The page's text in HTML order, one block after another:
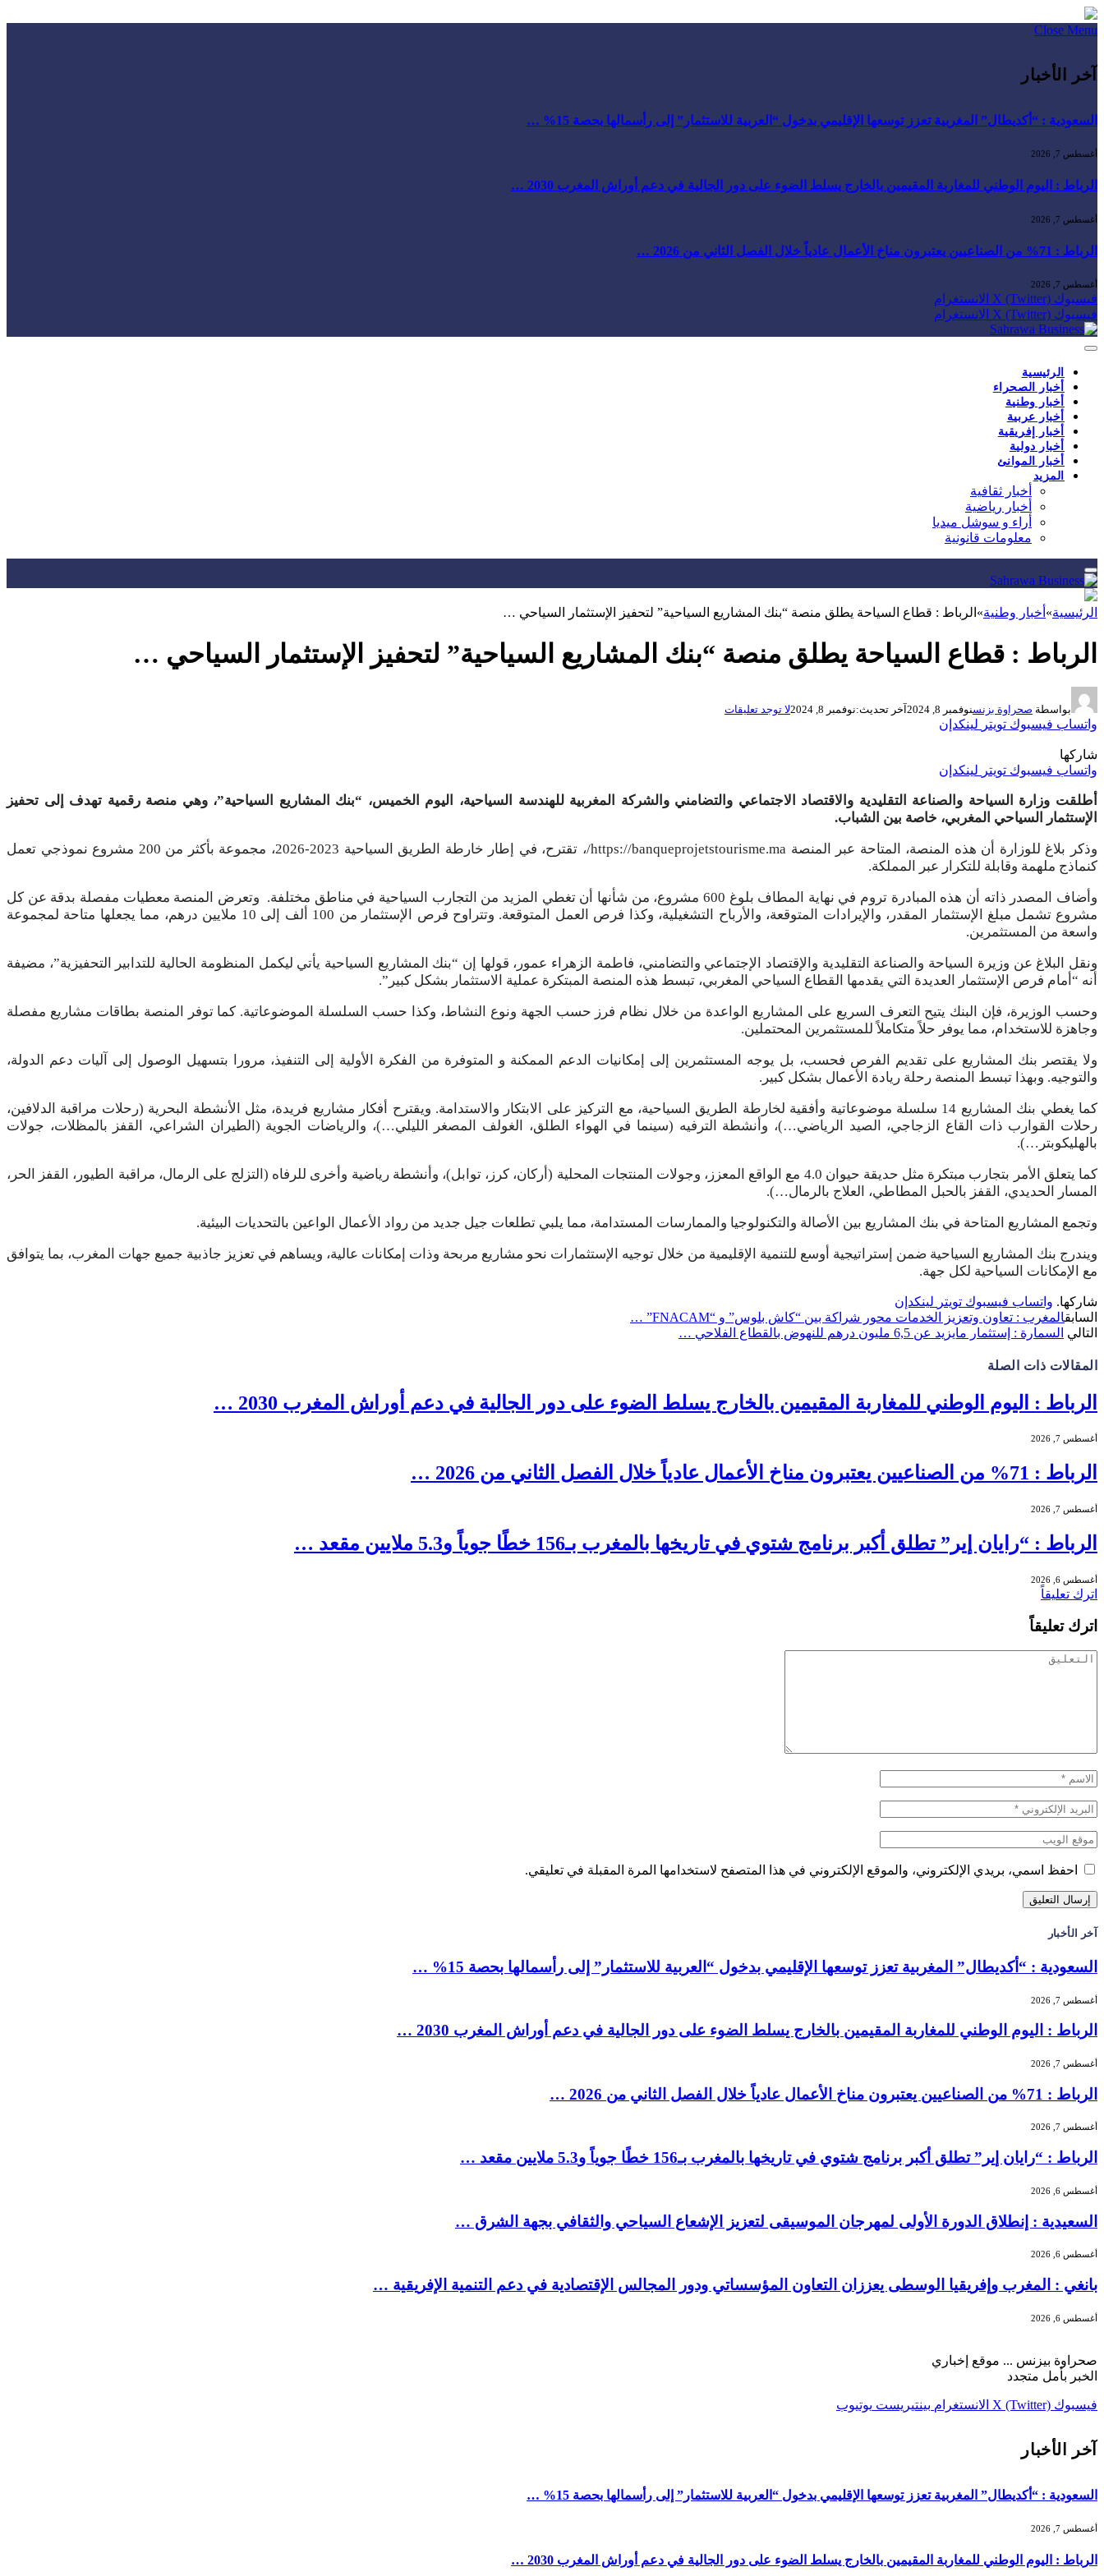
Close Menu
آخر الأخبار
السعودية : “أكديطال” المغربية تعزز توسعها الإقليمي بدخول “العربية للاستثمار” إلى رأسمالها بحصة 15% …
أغسطس 7, 2026
الرباط : اليوم الوطني للمغاربة المقيمين بالخارج يسلط الضوء على دور الجالية في دعم أوراش المغرب 2030 …
أغسطس 7, 2026
الرباط : 71% من الصناعيين يعتبرون مناخ الأعمال عادياً خلال الفصل الثاني من 2026 …
أغسطس 7, 2026
فيسبوك X (Twitter) الانستغرام
فيسبوك X (Twitter) الانستغرام
الرئيسية
أخبار الصحراء
أخبار وطنية
أخبار عربية
أخبار إفريقية
أخبار دولية
أخبار الموانئ
المزيد
أخبار ثقافية
أخبار رياضية
أراء و سوشل ميديا
معلومات قانونية
الرئيسية» أخبار وطنية» الرباط : قطاع السياحة يطلق منصة “بنك المشاريع السياحية” لتحفيز الإستثمار السياحي …
الرباط : قطاع السياحة يطلق منصة “بنك المشاريع السياحية” لتحفيز الإستثمار السياحي …
بواسطة صحراوة بزنسنوفمبر 8, 2024 آخر تحديث:نوفمبر 8, 2024 لا توجد تعليقات
واتساب فيسبوك تويتر لينكدإن
شاركها
واتساب فيسبوك تويتر لينكدإن
أطلقت وزارة السياحة والصناعة التقليدية والاقتصاد الاجتماعي والتضامني والشركة المغربية للهندسة السياحية، اليوم الخميس، “بنك المشاريع السياحية”، وهي منصة رقمية تهدف إلى تحفيز
الإستثمار السياحي المغربي، خاصة بين الشباب.
وذكر بلاغ للوزارة أن هذه المنصة، المتاحة عبر المنصة https://banqueprojetstourisme.ma/، تقترح، في إطار خارطة الطريق السياحية 2023-2026، مجموعة بأكثر من 200 مشروع نموذجي تعمل
كنماذج ملهمة وقابلة للتكرار عبر المملكة.
وأضاف المصدر ذاته أن هذه المبادرة تروم في نهاية المطاف بلوغ 600 مشروع، من شأنها أن تغطي المزيد من التجارب السياحية في مناطق مختلفة. وتعرض المنصة معطيات مفصلة بدقة عن كل
مشروع تشمل مبلغ الإستثمار المقدر، والإيرادات المتوقعة، والأرباح التشغيلية، وكذا فرص العمل المتوقعة. وتتراوح فرص الإستثمار من 100 ألف إلى 10 ملايين درهم، مما يجعلها متاحة لمجموعة
واسعة من المستثمرين.
ونقل البلاغ عن وزيرة السياحة والصناعة التقليدية والإقتصاد الإجتماعي والتضامني، فاطمة الزهراء عمور، قولها إن “بنك المشاريع السياحية يأتي ليكمل المنظومة الحالية للتدابير التحفيزية”، مضيفة
أنه “أمام فرص الإستثمار العديدة التي يقدمها القطاع السياحي المغربي، تبسط هذه المنصة المبتكرة عملية الاستثمار بشكل كبير”.
وحسب الوزيرة، فإن البنك يتيح التعرف السريع على المشاريع الواعدة من خلال نظام فرز حسب الجهة ونوع النشاط، وكذا حسب السلسلة الموضوعاتية. كما توفر المنصة بطاقات مشاريع مفصلة
وجاهزة للاستخدام، مما يوفر حلاً متكاملاً للمستثمرين المحتملين.
ولا يقتصر بنك المشاريع على تقديم الفرص فحسب، بل يوجه المستثمرين إلى إمكانيات الدعم الممكنة و المتوفرة من الفكرة الأولية إلى التنفيذ، مرورا بتسهيل الوصول إلى آليات دعم الدولة،
والتوجيه. وبهذا تبسط المنصة رحلة ريادة الأعمال بشكل كبير.
كما يغطي بنك المشاريع 14 سلسلة موضوعاتية وأفقية لخارطة الطريق السياحية، مع التركيز على الابتكار والاستدامة. ويقترح أفكار مشاريع فريدة، مثل الأنشطة البحرية (رحلات مراقبة الدلافين،
رحلات القوارب ذات القاع الزجاجي، الصيد الرياضي…)، وأنشطة الترفيه (سينما في الهواء الطلق، الغولف المصغر الليلي…)، والرياضات الجوية (الطيران الشراعي، القفز بالمظلات، جولات
بالهليكوبتر…).
كما يتعلق الأمر بتجارب مبتكرة مثل حديقة حيوان 4.0 مع الواقع المعزز، وجولات المنتجات المحلية (أركان، كرز، توابل)، وأنشطة رياضية وأخرى للرفاه (التزلج على الرمال، مراقبة الطيور، القفز الحر،
المسار الحديدي، القفز بالحبل المطاطي، العلاج بالرمال…).
وتجمع المشاريع المتاحة في بنك المشاريع بين الأصالة والتكنولوجيا والممارسات المستدامة، مما يلبي تطلعات جيل جديد من رواد الأعمال الواعين بالتحديات البيئية.
ويندرج بنك المشاريع السياحية ضمن إستراتيجية أوسع للتنمية الإقليمية من خلال توجيه الإستثمارات نحو مشاريع مربحة وذات إمكانات عالية، ويساهم في تعزيز جاذبية جميع جهات المغرب، بما يتوافق
مع الإمكانات السياحية لكل جهة.
شاركها. واتساب فيسبوك تويتر لينكدإن
السابقالمغرب : تعاون وتعزيز الخدمات محور شراكة بين “كاش بلوس” و “FNACAM” …
التالي السمارة : إستثمار مايزيد عن 6,5 مليون درهم للنهوض بالقطاع الفلاحي …
المقالات ذات الصلة
الرباط : اليوم الوطني للمغاربة المقيمين بالخارج يسلط الضوء على دور الجالية في دعم أوراش المغرب 2030 …
أغسطس 7, 2026
الرباط : 71% من الصناعيين يعتبرون مناخ الأعمال عادياً خلال الفصل الثاني من 2026 …
أغسطس 7, 2026
الرباط : “رايان إير” تطلق أكبر برنامج شتوي في تاريخها بالمغرب بـ156 خطًا جوياً و5.3 ملايين مقعد …
أغسطس 6, 2026
اترك تعليقاً
اترك تعليقاً
احفظ اسمي، بريدي الإلكتروني، والموقع الإلكتروني في هذا المتصفح لاستخدامها المرة المقبلة في تعليقي.
آخر الأخبار
السعودية : “أكديطال” المغربية تعزز توسعها الإقليمي بدخول “العربية للاستثمار” إلى رأسمالها بحصة 15% …
أغسطس 7, 2026
الرباط : اليوم الوطني للمغاربة المقيمين بالخارج يسلط الضوء على دور الجالية في دعم أوراش المغرب 2030 …
أغسطس 7, 2026
الرباط : 71% من الصناعيين يعتبرون مناخ الأعمال عادياً خلال الفصل الثاني من 2026 …
أغسطس 7, 2026
الرباط : “رايان إير” تطلق أكبر برنامج شتوي في تاريخها بالمغرب بـ156 خطًا جوياً و5.3 ملايين مقعد …
أغسطس 6, 2026
السعيدية : إنطلاق الدورة الأولى لمهرجان الموسيقى لتعزيز الإشعاع السياحي والثقافي بجهة الشرق …
أغسطس 6, 2026
بانغي : المغرب وإفريقيا الوسطى يعززان التعاون المؤسساتي ودور المجالس الإقتصادية في دعم التنمية الإفريقية …
أغسطس 6, 2026
صحراوة بيزنس ... موقع إخباري
الخبر بأمل متجدد
فيسبوك X (Twitter) الانستغرام بينتيريست يوتيوب
آخر الأخبار
السعودية : “أكديطال” المغربية تعزز توسعها الإقليمي بدخول “العربية للاستثمار” إلى رأسمالها بحصة 15% …
أغسطس 7, 2026
الرباط : اليوم الوطني للمغاربة المقيمين بالخارج يسلط الضوء على دور الجالية في دعم أوراش المغرب 2030 …